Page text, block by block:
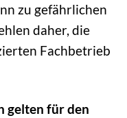
zu gefährlichen
daher, die
Fachbetrieb
gelten für den